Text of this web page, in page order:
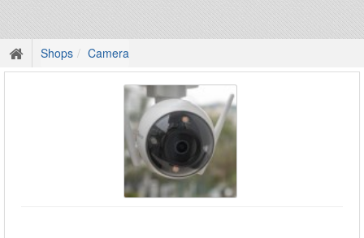
Shops Camera